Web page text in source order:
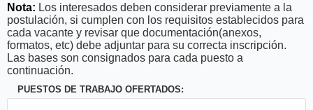
Nota: Los interesados deben considerar previamente a la
postulación, si cumplen con los requisitos establecidos para
cada vacante y revisar que documentación(anexos,
formatos, etc) debe adjuntar para su correcta inscripción.
Las bases son consignados para cada puesto a
continuación.
PUESTOS DE TRABAJO OFERTADOS: